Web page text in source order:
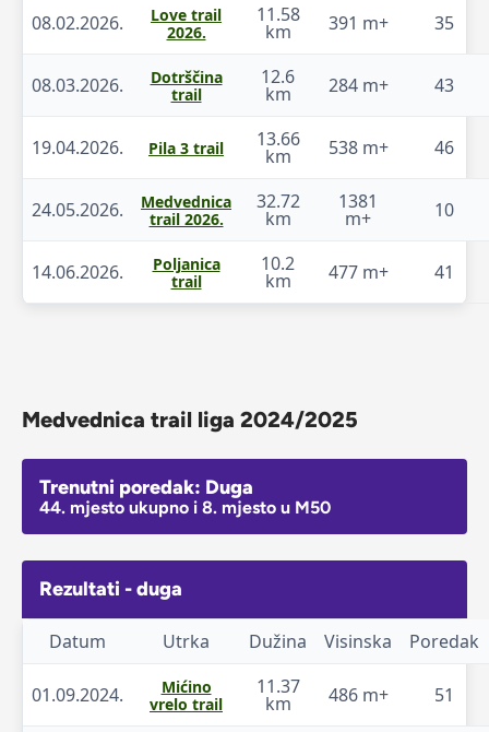
08.02.2026.
Love trail
2026.
11.58
km 391 m+ 35
08.03.2026.
Dotrščina
trail
12.6
km 284 m+ 43
19.04.2026. Pila 3 trail 13.66
km 538 m+ 46
24.05.2026.
Medvednica
trail 2026.
32.72
km
1381
m+ 10
14.06.2026.
Poljanica
trail
10.2
km 477 m+ 41
Medvednica trail liga 2024/2025
Trenutni poredak: Duga
44. mjesto ukupno i 8. mjesto u M50
Rezultati - duga
Datum Utrka Dužina Visinska Poredak
01.09.2024.
Mićino
vrelo trail
11.37
km 486 m+ 51